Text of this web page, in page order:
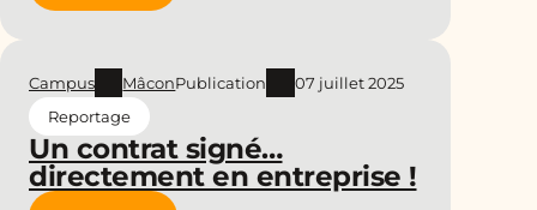
Un contrat signé…
directement en entreprise !
Campus MâconPublication
07 juillet 2025
Reportage